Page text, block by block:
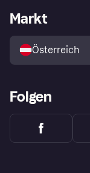
Shops entdecken
Händlerportal
Markt
Österreich
Folgen